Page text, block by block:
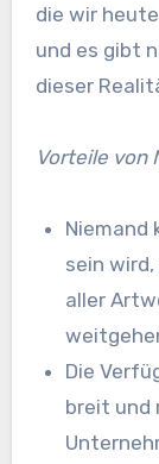
die wir
und es gibt
dieser
Vorteile von
Niemand
sein
aller
Die
breit und